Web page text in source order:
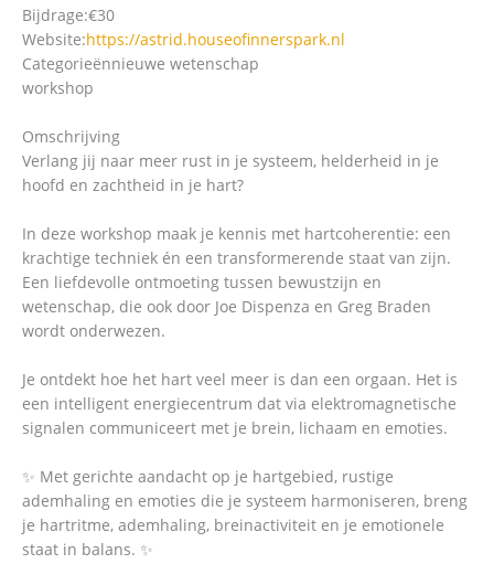
Bijdrage:€30
Website:https://astrid.houseofinnerspark.nl
Categorieënnieuwe wetenschap
workshop
Omschrijving
Verlang jij naar meer rust in je systeem, helderheid in je
hoofd en zachtheid in je hart?
In deze workshop maak je kennis met hartcoherentie: een
krachtige techniek én een transformerende staat van zijn.
Een liefdevolle ontmoeting tussen bewustzijn en
wetenschap, die ook door Joe Dispenza en Greg Braden
wordt onderwezen.
Je ontdekt hoe het hart veel meer is dan een orgaan. Het is
een intelligent energiecentrum dat via elektromagnetische
signalen communiceert met je brein, lichaam en emoties.
✨ Met gerichte aandacht op je hartgebied, rustige
ademhaling en emoties die je systeem harmoniseren, breng
je hartritme, ademhaling, breinactiviteit en je emotionele
staat in balans. ✨